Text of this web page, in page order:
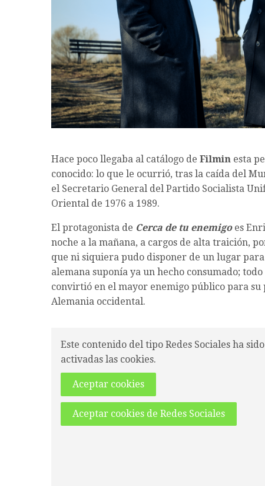
Hace poco llegaba al catálogo de Filmin esta
conocido: lo que le ocurrió, tras la caída del
el Secretario General del Partido Socialista
Oriental de 1976 a 1989.
El protagonista de Cerca de tu enemigo es
noche a la mañana, a cargos de alta traición,
que ni siquiera pudo disponer de un lugar
alemana suponía ya un hecho consumado;
convirtió en el mayor enemigo público para
Alemania occidental.
Este contenido del tipo Redes Sociales ha
activadas las cookies.
Aceptar cookies
Aceptar cookies de Redes Sociales